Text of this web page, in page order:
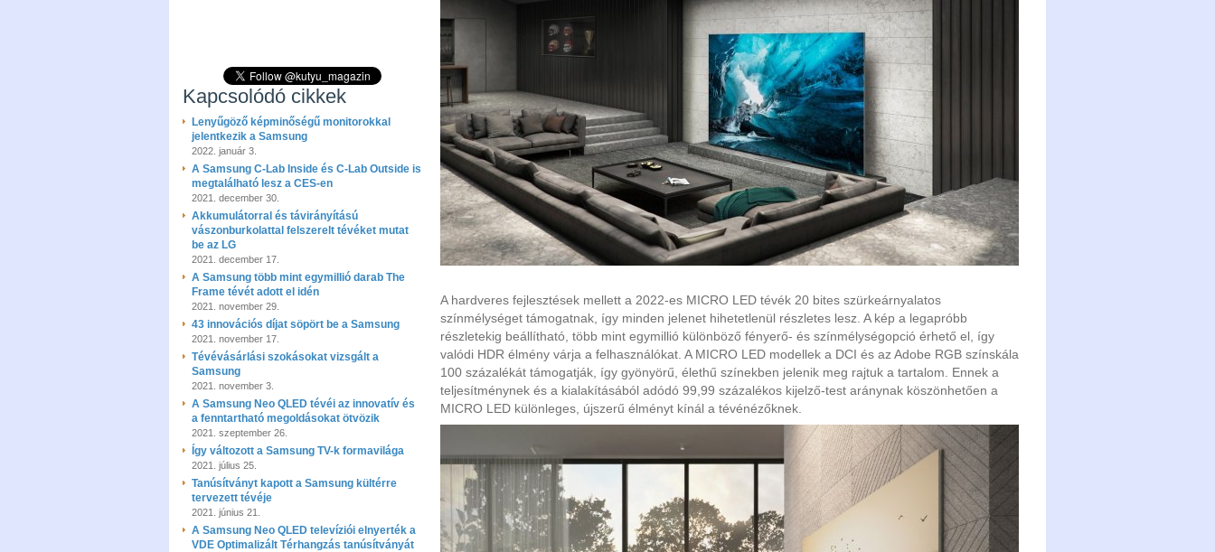
Kapcsolódó cikkek
Lenyűgöző képminőségű monitorokkal
jelentkezik a Samsung
2022. január 3.
A Samsung C-Lab Inside és C-Lab Outside is
megtalálható lesz a CES-en
2021. december 30.
Akkumulátorral és távirányítású
vászonburkolattal felszerelt tévéket mutat
be az LG
2021. december 17.
A Samsung több mint egymillió darab The
Frame tévét adott el idén
2021. november 29.
43 innovációs díjat söpört be a Samsung
2021. november 17.
Tévévásárlási szokásokat vizsgált a
Samsung
2021. november 3.
A Samsung Neo QLED tévéi az innovatív és
a fenntartható megoldásokat ötvözik
2021. szeptember 26.
Így változott a Samsung TV-k formavilága
2021. július 25.
Tanúsítványt kapott a Samsung kültérre
tervezett tévéje
2021. június 21.
A Samsung Neo QLED televíziói elnyerték a
VDE Optimalizált Térhangzás tanúsítványát
A hardveres fejlesztések mellett a 2022-es MICRO LED tévék 20 bites szürkeárnyalatos
színmélységet támogatnak, így minden jelenet hihetetlenül részletes lesz. A kép a legapróbb
részletekig beállítható, több mint egymillió különböző fényerő- és színmélységopció érhető el, így
valódi HDR élmény várja a felhasználókat. A MICRO LED modellek a DCI és az Adobe RGB színskála
100 százalékát támogatják, így gyönyörű, élethű színekben jelenik meg rajtuk a tartalom. Ennek a
teljesítménynek és a kialakításából adódó 99,99 százalékos kijelző-test aránynak köszönhetően a
MICRO LED különleges, újszerű élményt kínál a tévénézőknek.